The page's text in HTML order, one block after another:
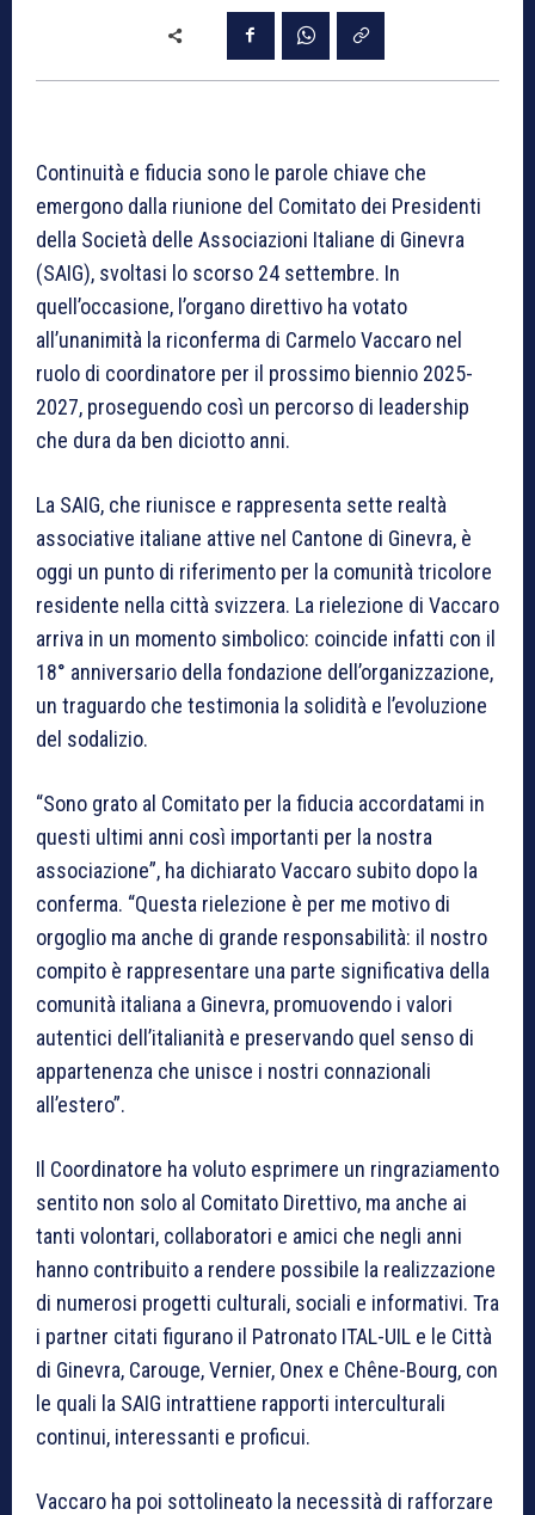
Continuità e fiducia sono le parole chiave che
emergono dalla riunione del Comitato dei Presidenti
della Società delle Associazioni Italiane di Ginevra
(SAIG), svoltasi lo scorso 24 settembre. In
quell’occasione, l’organo direttivo ha votato
all’unanimità la riconferma di Carmelo Vaccaro nel
ruolo di coordinatore per il prossimo biennio 2025-
2027, proseguendo così un percorso di leadership
che dura da ben diciotto anni.
La SAIG, che riunisce e rappresenta sette realtà
associative italiane attive nel Cantone di Ginevra, è
oggi un punto di riferimento per la comunità tricolore
residente nella città svizzera. La rielezione di Vaccaro
arriva in un momento simbolico: coincide infatti con il
18° anniversario della fondazione dell’organizzazione,
un traguardo che testimonia la solidità e l’evoluzione
del sodalizio.
“Sono grato al Comitato per la fiducia accordatami in
questi ultimi anni così importanti per la nostra
associazione”, ha dichiarato Vaccaro subito dopo la
conferma. “Questa rielezione è per me motivo di
orgoglio ma anche di grande responsabilità: il nostro
compito è rappresentare una parte significativa della
comunità italiana a Ginevra, promuovendo i valori
autentici dell’italianità e preservando quel senso di
appartenenza che unisce i nostri connazionali
all’estero”.
Il Coordinatore ha voluto esprimere un ringraziamento
sentito non solo al Comitato Direttivo, ma anche ai
tanti volontari, collaboratori e amici che negli anni
hanno contribuito a rendere possibile la realizzazione
di numerosi progetti culturali, sociali e informativi. Tra
i partner citati figurano il Patronato ITAL-UIL e le Città
di Ginevra, Carouge, Vernier, Onex e Chêne-Bourg, con
le quali la SAIG intrattiene rapporti interculturali
continui, interessanti e proficui.
Vaccaro ha poi sottolineato la necessità di rafforzare